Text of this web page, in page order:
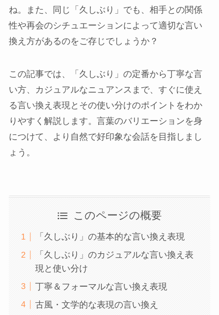
ね。また、同じ「久しぶり」でも、相手との関係
性や再会のシチュエーションによって適切な言い
換え方があるのをご存じでしょうか？
この記事では、「久しぶり」の定番から丁寧な言
い方、カジュアルなニュアンスまで、すぐに使え
る言い換え表現とその使い分けのポイントをわか
りやすく解説します。言葉のバリエーションを身
につけて、より自然で好印象な会話を目指しまし
ょう。
このページの概要
「久しぶり」の基本的な言い換え表現
「久しぶり」のカジュアルな言い換え表
現と使い分け
丁寧＆フォーマルな言い換え表現
古風・文学的な表現の言い換え